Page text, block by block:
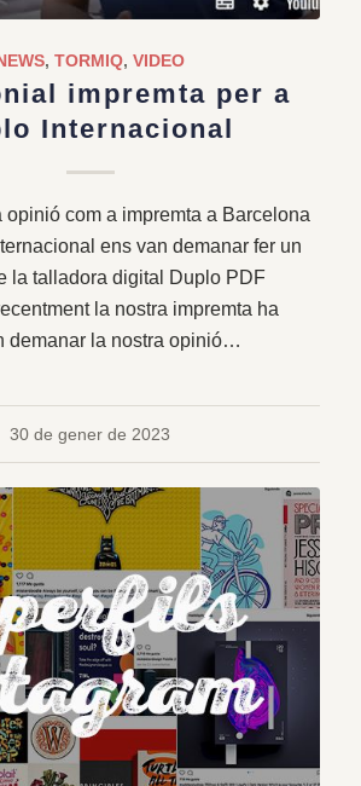
,TORMIQ,VIDEO
impremta per a
Internacional
opinió com a impremta a Barcelona
ens van demanar fer un
la talladora digital Duplo PDF
la nostra impremta ha
demanar la nostra opinió…
30 de gener de 2023